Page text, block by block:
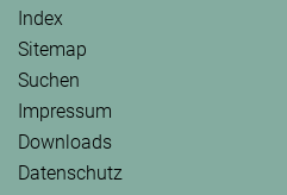
Index
Sitemap
Suchen
Impressum
Downloads
Datenschutz